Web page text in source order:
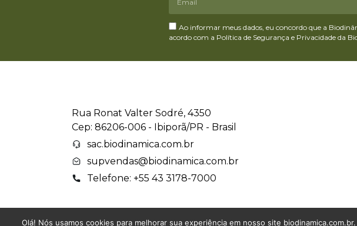
Ao informar meus dados, eu concordo que a
acordo com a Política de Segurança e Privacidade da
Rua Ronat Valter Sodré, 4350
Cep: 86206-006 - Ibiporã/PR - Brasil
sac.biodinamica.com.br
supvendas@biodinamica.com.br
Telefone: +55 43 3178-7000
Olá! Nós usamos cookies para melhorar sua experiência em nosso site